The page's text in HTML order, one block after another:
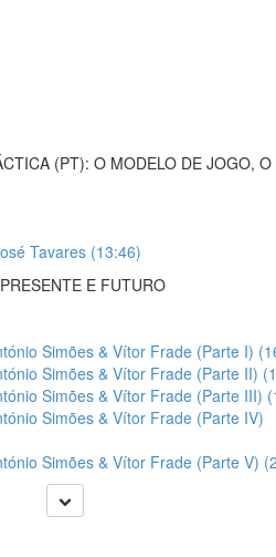
(PT): O MODELO DE JOGO,
Tavares (13:46)
E FUTURO
Simões & Vítor Frade (Parte I)
Simões & Vítor Frade (Parte II)
Simões & Vítor Frade (Parte III)
Simões & Vítor Frade (Parte IV)
Simões & Vítor Frade (Parte V)